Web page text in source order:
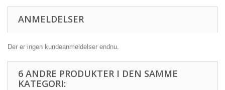
ANMELDELSER
Der er ingen kundeanmeldelser endnu.
6 ANDRE PRODUKTER I DEN SAMME
KATEGORI: